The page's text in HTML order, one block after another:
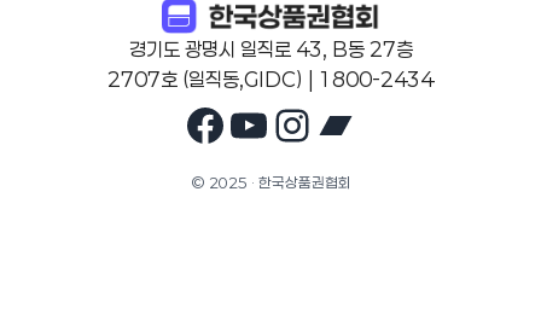
경기도 광명시 일직로 43, B동 27층
2707호 (일직동,GIDC) | 1800-2434
Facebook
YouTube
Instagram
© 2025 · 한국상품권협회